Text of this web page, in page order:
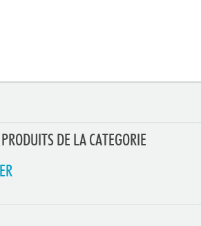
DE LA CATEGORIE